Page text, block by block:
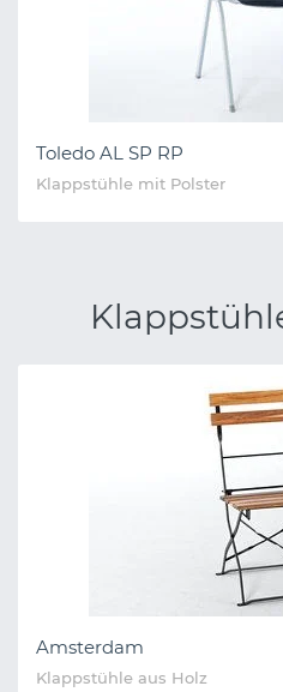
Toledo AL SP RP
Klappstühle mit Polster
Amsterdam
Klappstühle aus Holz